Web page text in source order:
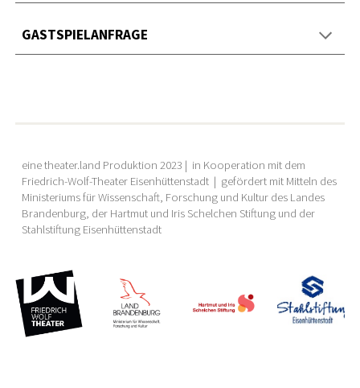
GASTSPIELANFRAGE
eine theater.land Produktion 2023 | in Kooperation mit dem
Friedrich-Wolf-Theater Eisenhüttenstadt | gefördert mit Mitteln des
Ministeriums für Wissenschaft, Forschung und Kultur des Landes
Brandenburg, der Hartmut und Iris Schelchen Stiftung und der
Stahlstiftung Eisenhüttenstadt